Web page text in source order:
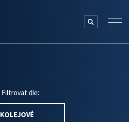
Filtrovat dle:
KOLEJOVÉ